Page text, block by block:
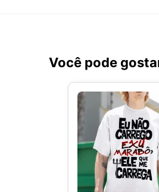
Você pode